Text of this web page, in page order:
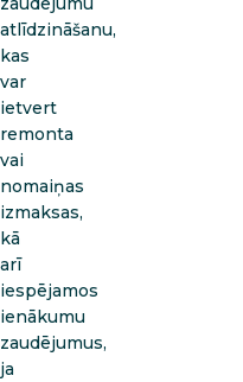
atlīdzināšanu,
kas
var
ietvert
remonta
vai
nomaiņas
izmaksas,
kā
arī
iespējamos
ienākumu
zaudējumus,
ja